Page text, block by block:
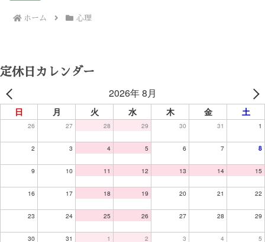
ホーム 心理
定休日カレンダー
2026年 8月
日 月 火 水 木 金 土
26 27 28 29 30 31 1
2 3 4 5 6 7 8
9 10 11 12 13 14 15
16 17 18 19 20 21 22
23 24 25 26 27 28 29
30 31 1 2 3 4 5